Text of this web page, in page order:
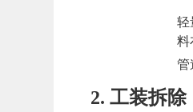
轻
料
管
2.工装拆除